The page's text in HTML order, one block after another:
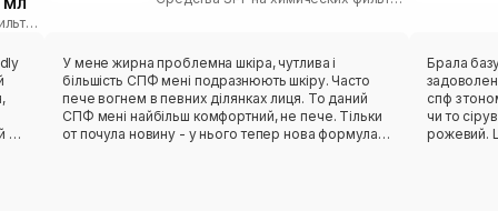
Средства SPF на химических фильтрах
по
У мене жирна проблемна шкіра, чутлива і
більшість СПФ мені подразнюють шкіру. Часто
пече вогнем в певних ділянках лиця. То даний
СПФ мені найбільш комфортний, не пече. Тільки
от почула новину - у нього тепер нова формула,
Брала
спф з
чи то
рожевий.